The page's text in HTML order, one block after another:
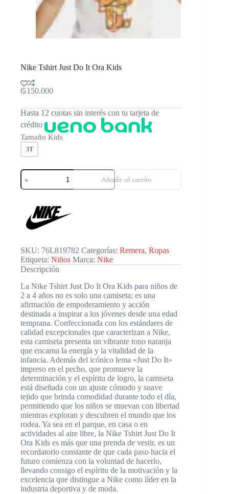
Nike Tshirt Just Do It Ora Kids
₲150.000
Hasta 12 cuotas sin interés con tu tarjeta de
crédito
Tamaño Kids
3T
Nike
Tshirt
Just
Ora
Kids
Añadir al carrito
SKU: 76L819782 Categorías: Remera, Ropas
Etiqueta: Niños Marca: Nike
Descripción
La Nike Tshirt Just Do It Ora Kids para niños de
2 a 4 años no es solo una camiseta; es una
afirmación de empoderamiento y acción
destinada a inspirar a los jóvenes desde una edad
temprana. Confeccionada con los estándares de
calidad excepcionales que caracterizan a Nike,
esta camiseta presenta un vibrante tono naranja
que encarna la energía y la vitalidad de la
infancia. Además del icónico lema «Just Do It»
impreso en el pecho, que promueve la
determinación y el espíritu de logro, la camiseta
está diseñada con un ajuste cómodo y suave
tejido que brinda comodidad durante todo el día,
permitiendo que los niños se muevan con libertad
mientras exploran y descubren el mundo que los
rodea. Ya sea en el parque, en casa o en
actividades al aire libre, la Nike Tshirt Just Do It
Ora Kids es más que una prenda de vestir, es un
recordatorio constante de que cada paso hacia el
futuro comienza con la voluntad de hacerlo,
llevando consigo el espíritu de la motivación y la
excelencia que distingue a Nike como líder en la
industria deportiva y de moda.